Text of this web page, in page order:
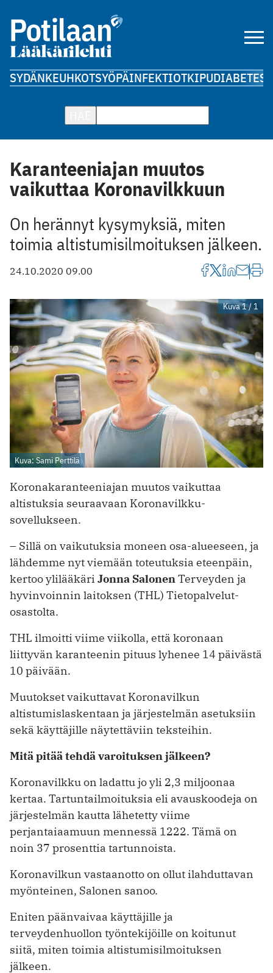
SYDÄNKEUHKOTSYÖPÄINFEKTIOTKIPUDIABETES
Karanteeniajan muutos
vaikuttaa Korona­vilkkuun
On herännyt ­kysymyksiä, miten
toimia altistumis­ilmoituksen jälkeen.
24.10.2020 09.00
Kuva 1 / 1
Kuva: Sami Perttilä
Koronakaranteeniajan muutos vaikuttaa
altistuksia seuraavaan Koronavilkku-
sovellukseen.
– Sillä on vaikutuksia moneen osa-alueeseen, ja
lähdemme nyt viemään toteutuksia eteenpäin,
kertoo ylilääkäri Jonna SalonenTerveyden ja
hyvinvoinnin laitoksen (THL) Tieto­palvelut-
osastolta.
THL ilmoitti viime viikolla, että koronaan
liittyvän karanteenin pituus lyhenee 14 päivästä
10 päivään.
Muutokset vaikuttavat Koronavilkun
altistumislaskentaan ja järjestelmän asetuksiin
sekä käyttäjille näytettäviin teksteihin.
Mitä pitää tehdä varoituksen jälkeen?
Koronavilkku on ladattu jo yli 2,3 miljoonaa
kertaa. Tartuntailmoituksia eli avauskoodeja on
järjestelmän kautta ­lähetetty viime
perjantaiaamuun mennessä 1222. Tämä on
noin 37 prosenttia tartunnoista.
Koronavilkun vastaanotto on ollut ilahduttavan
myönteinen, Salonen sanoo.
Eniten päänvaivaa käyttäjille ja
terveydenhuollon työntekijöille on koitunut
siitä, miten toimia altistumisilmoituksen
jälkeen.